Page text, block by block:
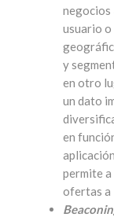
negocios
usuario o
y
en otro
un dato
en
aplicación
permite
ofertas a